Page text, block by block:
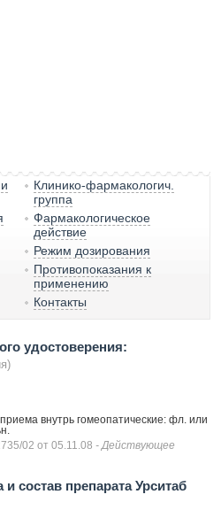
Клинико-фармакологич.
группа
Фармакологическое
действие
Режим дозирования
Противопоказания к
применению
Контакты
удостоверения:
внутрь гомеопатические: фл. или
02 от 05.11.08 - Действующее
состав препарата Урситаб